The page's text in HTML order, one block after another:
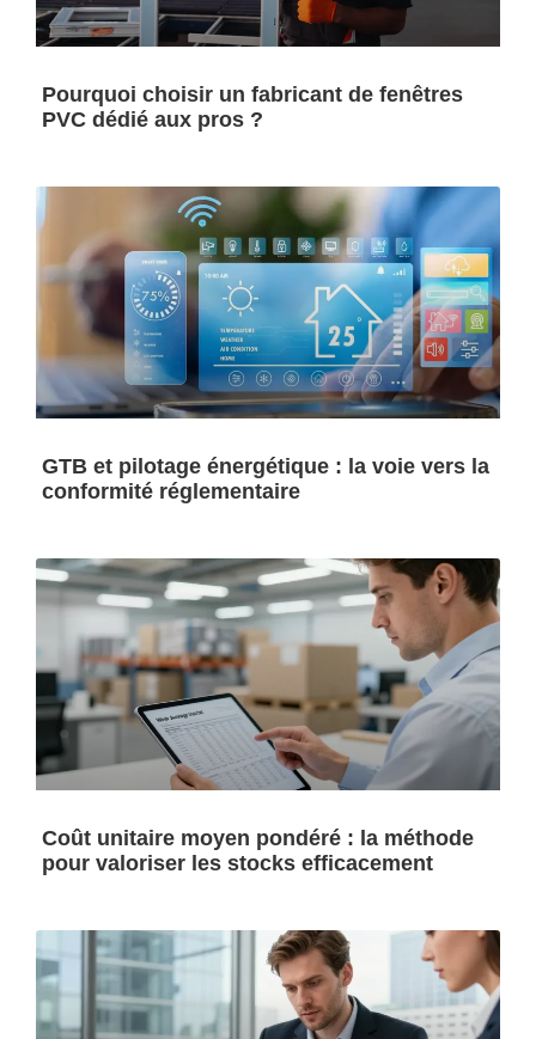
Pourquoi choisir un fabricant de fenêtres
PVC dédié aux pros ?
GTB et pilotage énergétique : la voie vers la
conformité réglementaire
Coût unitaire moyen pondéré : la méthode
pour valoriser les stocks efficacement